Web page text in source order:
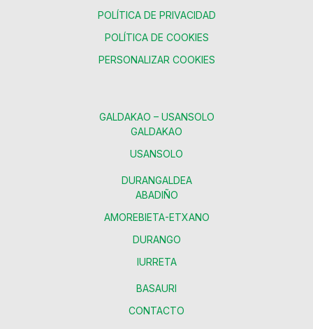
POLÍTICA DE PRIVACIDAD
POLÍTICA DE COOKIES
PERSONALIZAR COOKIES
GALDAKAO – USANSOLO
GALDAKAO
USANSOLO
DURANGALDEA
ABADIÑO
AMOREBIETA-ETXANO
DURANGO
IURRETA
BASAURI
CONTACTO